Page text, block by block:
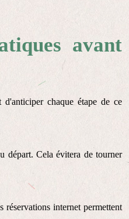
avant
chaque étape de ce
départ. Cela évitera de tourner
réservations internet permettent